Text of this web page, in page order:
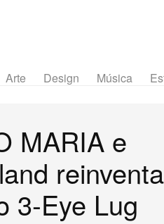
Arte Design Música
MARIA e
3‑Eye Lug